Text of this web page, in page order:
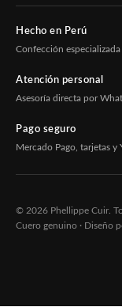
Hecho en Perú
Confección especializada
Atención personal
Asesoría directa por
Pago seguro
Mercado Pago, tarjetas y
© 2026 Phellippe Cuir.
Cuero genuino · Diseño